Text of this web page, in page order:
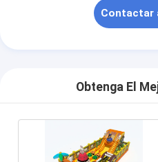
Contactar
Obtenga El